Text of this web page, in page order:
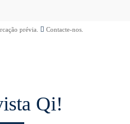
prévia. Contacte-nos.
Qi!